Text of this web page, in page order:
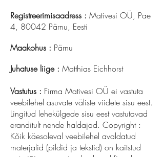
Registreerimisaadress : Mativesi OÜ, Pae
4, 80042 Pärnu, Eesti
Maakohus : Pärnu
Juhatuse liige : Matthias Eichhorst
Vastutus : Firma Mativesi OÜ ei vastuta
veebilehel asuvate väliste viidete sisu eest.
Lingitud lehekülgede sisu eest vastutavad
eranditult nende haldajad. Copyright :
Kõik käesoleval veebilehel avaldatud
materjalid (pildid ja tekstid) on kaitstud